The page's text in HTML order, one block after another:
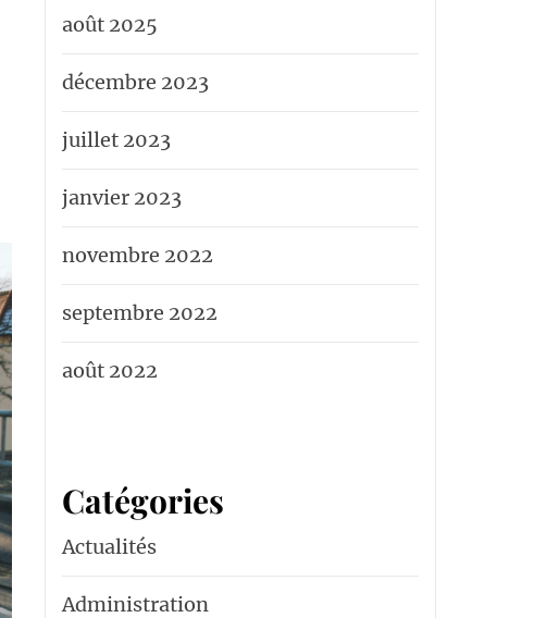
août 2025
décembre 2023
juillet 2023
janvier 2023
novembre 2022
septembre 2022
août 2022
Catégories
Actualités
Administration